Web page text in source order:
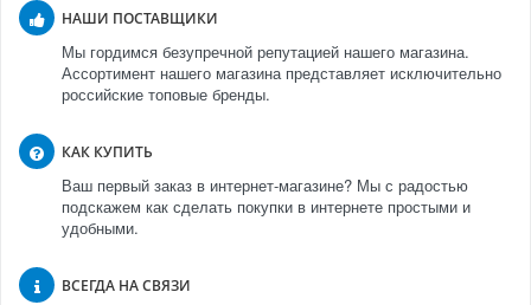
НАШИ ПОСТАВЩИКИ
Мы гордимся безупречной репутацией нашего магазина.
Ассортимент нашего магазина представляет исключительно
российские топовые бренды.
КАК КУПИТЬ
Ваш первый заказ в интернет-магазине? Мы с радостью
подскажем как сделать покупки в интернете простыми и
удобными.
ВСЕГДА НА СВЯЗИ